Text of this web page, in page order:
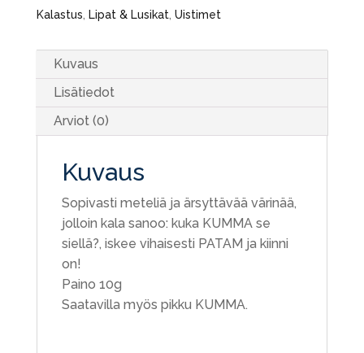
Kalastus Lipat & Lusikat, Uistimet
Kuvaus
Lisätiedot
Arviot (0)
Kuvaus
Sopivasti meteliä ja ärsyttävää värinää,
jolloin kala sanoo: kuka KUMMA se
siellä?, iskee vihaisesti PATAM ja kiinni
on!
Paino 10g
Saatavilla myös pikku KUMMA.